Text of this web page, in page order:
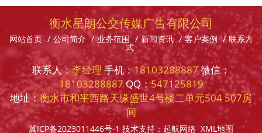
衡水星朗公交传媒广告有限公司
网站首页 / 公司简介 / 业务范围 / 新闻资讯 / 客户案例 / 联系方
式
联系人：李经理 手机：18103288887微信：
18103288887QQ：547125819
地址：衡水市和平西路天缘盛世4号楼二单元504 507房
间
冀ICP备2023011446号-1技术支持： 起航网络 XML地图